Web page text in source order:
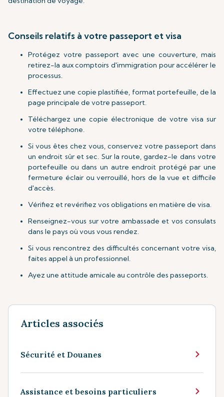
Conseils relatifs à votre passeport et visa
Protégez votre passeport avec une couverture, mais
retirez-la aux comptoirs d'immigration pour accélérer le
processus.
Effectuez une copie plastifiée, format portefeuille, de la
page principale de votre passeport.
Téléchargez une copie électronique de votre visa sur
votre téléphone.
Si vous êtes chez vous, conservez votre passeport dans
un endroit sûr et sec. Sur la route, gardez-le dans votre
portefeuille ou dans un autre endroit protégé par une
fermeture éclair ou verrouillé, hors de la vue et difficile
d'accès.
Vérifiez et revérifiez vos obligations en matière de visa.
Renseignez-vous sur votre ambassade et vos consulats
dans le pays où vous vous rendez.
Si vous rencontrez des difficultés concernant votre visa,
faites appel à un professionnel.
Ayez une attitude amicale au contrôle des passeports.
Articles associés
Sécurité et Douanes
Assistance et besoins particuliers